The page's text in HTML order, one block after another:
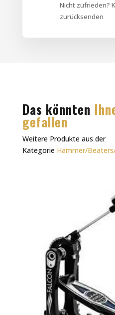
Nicht zufrieden?
zurücksenden
Das könnten
gefallen
Weitere Produkte aus der
Kategorie Hammer/